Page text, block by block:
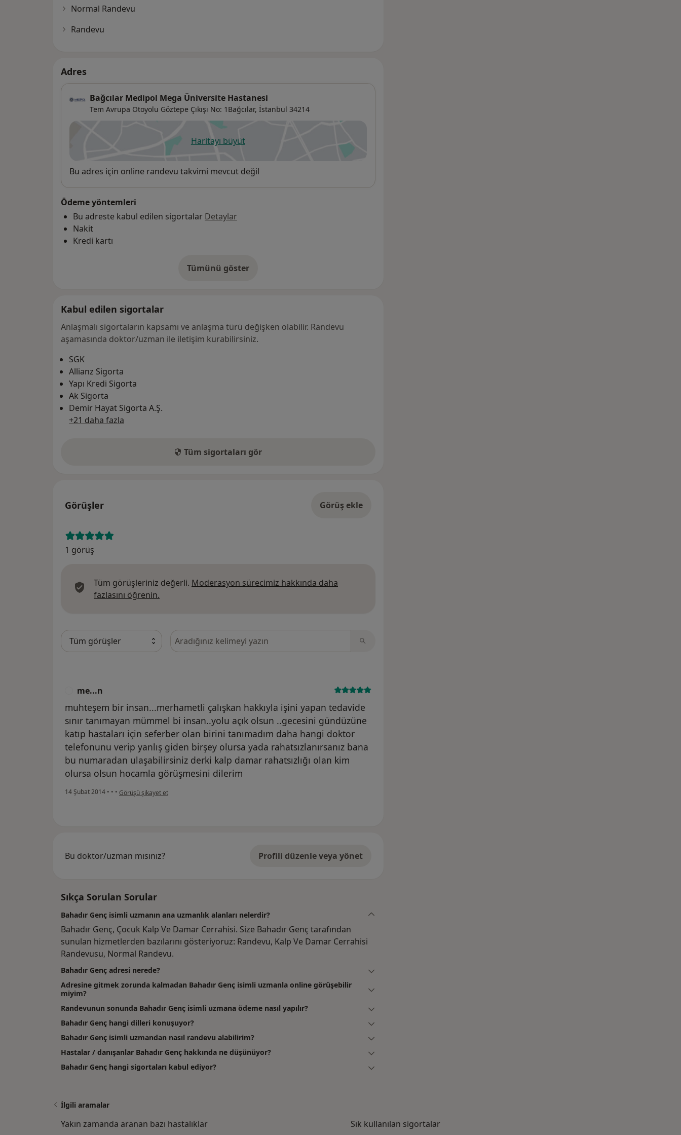
Normal Randevu
Randevu
Adres
Bağcılar Medipol Mega Üniversite Hastanesi
Tem Avrupa Otoyolu Göztepe Çıkışı No: 1Bağcılar, İstanbul 34214
Haritayı büyüt
yeni bir sekmede açılır
Uygunluk
Bu adres için online randevu takvimi mevcut değil
Ödeme yöntemleri
Bu adreste kabul edilen sigortalar Detaylar
Nakit
Kredi kartı
Tümünü göster
adres hakkında
Kabul edilen sigortalar
Anlaşmalı sigortaların kapsamı ve anlaşma türü değişken olabilir. Randevu
aşamasında doktor/uzman ile iletişim kurabilirsiniz.
SGK
Allianz Sigorta
Yapı Kredi Sigorta
Ak Sigorta
Demir Hayat Sigorta A.Ş.
+21 daha fazla
Tüm sigortaları gör
Görüşler Görüş ekle
1 görüş
Tüm görüşleriniz değerli. Moderasyon sürecimiz hakkında daha
fazlasını öğrenin.
Görüşler içerisinde ara
me...n
muhteşem bir insan...merhametli çalışkan hakkıyla işini yapan tedavide
sınır tanımayan mümmel bi insan..yolu açık olsun ..gecesini gündüzüne
katıp hastaları için seferber olan birini tanımadım daha hangi doktor
telefonunu verip yanlış giden birşey olursa yada rahatsızlanırsanız bana
bu numaradan ulaşabilirsiniz derki kalp damar rahatsızlığı olan kim
olursa olsun hocamla görüşmesini dilerim
14 Şubat 2014 • • • kullanıcının görüşüne göre me...n
Görüşü şikayet et
Bu doktor/uzman mısınız? Profili düzenle veya yönet
Sıkça Sorulan Sorular
Bahadır Genç isimli uzmanın ana uzmanlık alanları nelerdir?
Bahadır Genç, Çocuk Kalp Ve Damar Cerrahisi. Size Bahadır Genç tarafından
sunulan hizmetlerden bazılarını gösteriyoruz: Randevu, Kalp Ve Damar Cerrahisi
Randevusu, Normal Randevu.
Bahadır Genç adresi nerede?
Adresine gitmek zorunda kalmadan Bahadır Genç isimli uzmanla online görüşebilir
miyim?
Randevunun sonunda Bahadır Genç isimli uzmana ödeme nasıl yapılır?
Bahadır Genç hangi dilleri konuşuyor?
Bahadır Genç isimli uzmandan nasıl randevu alabilirim?
Hastalar / danışanlar Bahadır Genç hakkında ne düşünüyor?
Bahadır Genç hangi sigortaları kabul ediyor?
İlgili aramalar
Yakın zamanda aranan bazı hastalıklar
Sık kullanılan sigortalar